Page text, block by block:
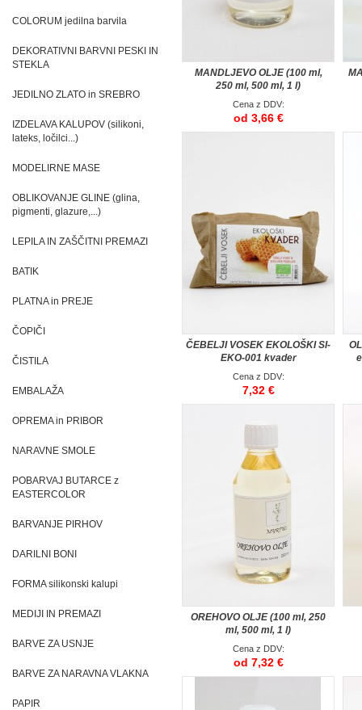
COLORUM jedilna barvila
DEKORATIVNI BARVNI PESKI IN
STEKLA
JEDILNO ZLATO in SREBRO
IZDELAVA KALUPOV (silikoni,
lateks, ločilci...)
MODELIRNE MASE
OBLIKOVANJE GLINE (glina,
pigmenti, glazure,...)
LEPILA IN ZAŠČITNI PREMAZI
BATIK
PLATNA in PREJE
ČOPIČI
ČISTILA
EMBALAŽA
OPREMA in PRIBOR
NARAVNE SMOLE
POBARVAJ BUTARCE z
EASTERCOLOR
BARVANJE PIRHOV
DARILNI BONI
FORMA silikonski kalupi
MEDIJI IN PREMAZI
BARVE ZA USNJE
BARVE ZA NARAVNA VLAKNA
PAPIR
MANDLJEVO OLJE (100 ml,
250 ml, 500 ml, 1 l)
Cena z DDV:
od 3,66 €
ČEBELJI VOSEK EKOLOŠKI SI-
EKO-001 kvader
Cena z DDV:
7,32 €
OREHOVO OLJE (100 ml, 250
ml, 500 ml, 1 l)
Cena z DDV:
od 7,32 €